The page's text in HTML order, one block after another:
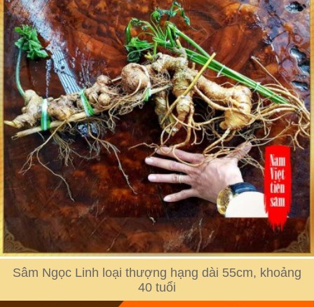
Sâm Ngọc Linh loại thượng hạng dài 55cm, khoảng
40 tuổi